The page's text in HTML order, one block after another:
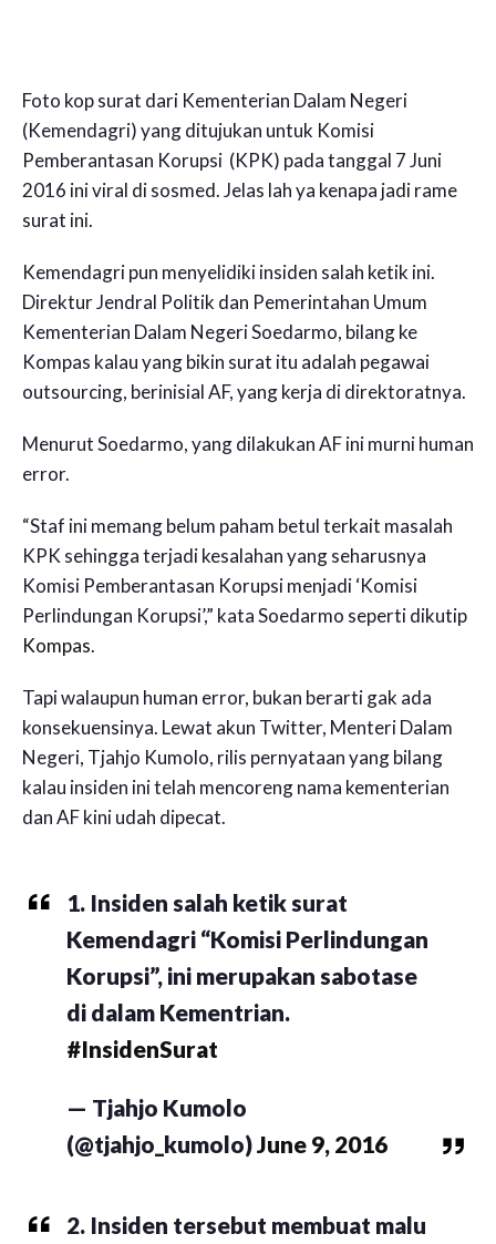
Foto kop surat dari Kementerian Dalam Negeri
(Kemendagri) yang ditujukan untuk Komisi
Pemberantasan Korupsi (KPK) pada tanggal 7 Juni
2016 ini viral di sosmed. Jelas lah ya kenapa jadi rame
surat ini.
Kemendagri pun menyelidiki insiden salah ketik ini.
Direktur Jendral Politik dan Pemerintahan Umum
Kementerian Dalam Negeri Soedarmo, bilang ke
Kompas kalau yang bikin surat itu adalah pegawai
outsourcing, berinisial AF, yang kerja di direktoratnya.
Menurut Soedarmo, yang dilakukan AF ini murni human
error.
“Staf ini memang belum paham betul terkait masalah
KPK sehingga terjadi kesalahan yang seharusnya
Komisi Pemberantasan Korupsi menjadi ‘Komisi
Perlindungan Korupsi’,” kata Soedarmo seperti dikutip
Kompas.
Tapi walaupun human error, bukan berarti gak ada
konsekuensinya. Lewat akun Twitter, Menteri Dalam
Negeri, Tjahjo Kumolo, rilis pernyataan yang bilang
kalau insiden ini telah mencoreng nama kementerian
dan AF kini udah dipecat.
1. Insiden salah ketik surat
Kemendagri “Komisi Perlindungan
Korupsi”, ini merupakan sabotase
di dalam Kementrian.
#InsidenSurat
— Tjahjo Kumolo
(@tjahjo_kumolo)June 9, 2016
2. Insiden tersebut membuat malu